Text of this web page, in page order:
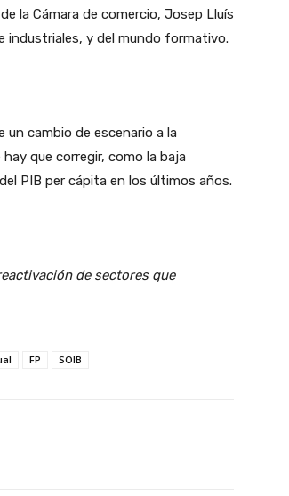
la Cámara de comercio, Josep Lluís
industriales, y del mundo formativo.
cambio de escenario a la
que corregir, como la baja
PIB per cápita en los últimos años.
de sectores que
FP SOIB